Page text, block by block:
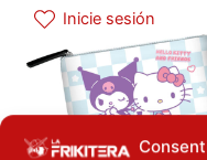
Inicie sesión